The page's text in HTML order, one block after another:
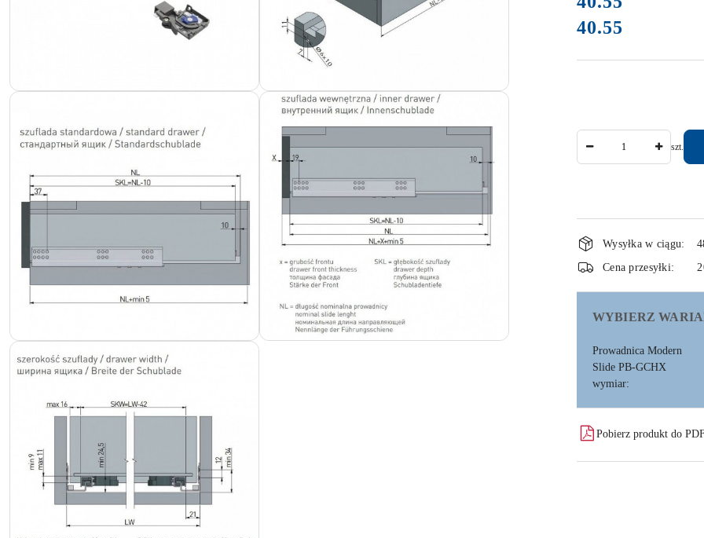
Cena:
40.55
szt.
Dostępność
i
dostawa
Wysyłka w ciągu:
Cena przesyłki:
WYBIERZ
Prowadnica Modern
Slide PB-GCHX
wymiar:
Pobierz produkt do